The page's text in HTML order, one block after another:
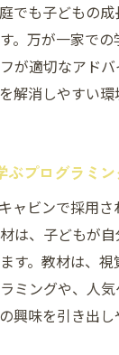
でも子どもの
。万が一家で
が適切なアド
解消しやすい
ぶプログラミ
ャビンで採用
は、子どもが
す。教材は、
ミングや、人
興味を引き出